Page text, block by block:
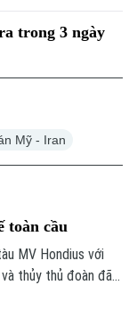
trong 3 ngày
Mỹ - Iran
toàn cầu
MV Hondius với
thủy thủ đoàn đã